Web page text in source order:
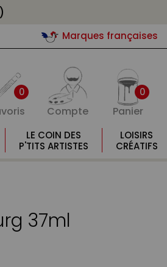
Marques françaises
0
Compte
0
Panier
LE COIN DES
P'TITS ARTISTES
LOISIRS
CRÉATIFS
37ml